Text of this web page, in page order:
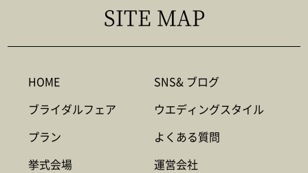
SITE MAP
HOME
ブライダルフェア
プラン
挙式会場
SNS& ブログ
ウエディングスタイル
よくある質問
運営会社